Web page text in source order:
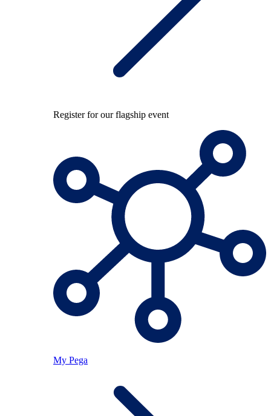
Register for our flagship event
My Pega